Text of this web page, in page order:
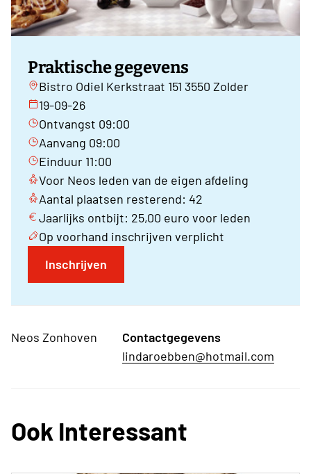
Praktische gegevens
Bistro Odiel Kerkstraat 151 3550 Zolder
19-09-26
Ontvangst 09:00
Aanvang 09:00
Einduur 11:00
Voor Neos leden van de eigen afdeling
Aantal plaatsen resterend: 42
Jaarlijks ontbijt: 25,00 euro voor leden
Op voorhand inschrijven verplicht
Inschrijven
Neos Zonhoven
Contactgegevens
lindaroebben@hotmail.com
Ook Interessant